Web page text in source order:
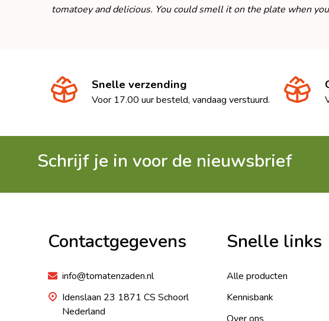
tomatoey and delicious. You could smell it on the plate when
Snelle verzending
Voor 17.00 uur besteld, vandaag verstuurd.
Schrijf je in voor de nieuwsbrief
Contactgegevens
info@tomatenzaden.nl
Idenslaan 23 1871 CS Schoorl
Nederland
Snelle links
Alle producten
Kennisbank